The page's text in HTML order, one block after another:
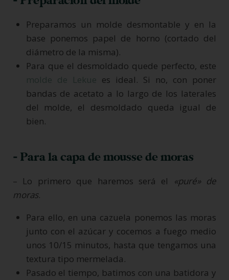
Preparamos un molde desmontable y en la
base ponemos papel de horno (cortado del
diámetro de la misma).
Para que el desmoldado quede perfecto, este
molde de Lekue es ideal. Si no, con poner
bandas de acetato a lo largo de los laterales
del molde, el desmoldado queda igual de
bien.
- Para la capa de mousse de moras
– Lo primero que haremos será el
«puré» de
moras.
Para ello, en una cazuela ponemos las moras
junto con el azúcar y cocemos a fuego medio
unos 10/15 minutos, hasta que tengamos una
textura tipo mermelada.
Pasado el tiempo, batimos con una batidora y